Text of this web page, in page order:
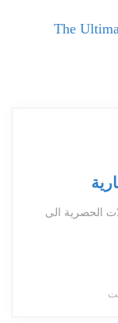
The
الحصرية الى